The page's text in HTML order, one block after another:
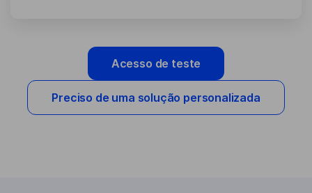
Acesso de teste
Preciso de uma solução personalizada